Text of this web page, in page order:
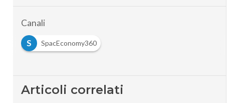
Canali
S
SpacEconomy360
Articoli correlati